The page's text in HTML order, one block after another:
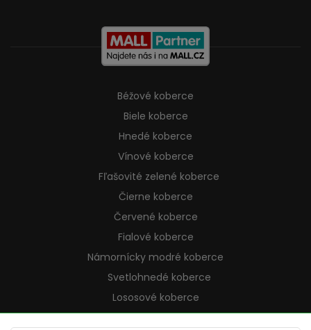
Béžové koberce
Biele koberce
Hnedé koberce
Vínové koberce
Fľašovité zelené koberce
Čierne koberce
Červené koberce
Fialové koberce
Námornícky modré koberce
Svetlohnedé koberce
Lososové koberce
Krémové koberce